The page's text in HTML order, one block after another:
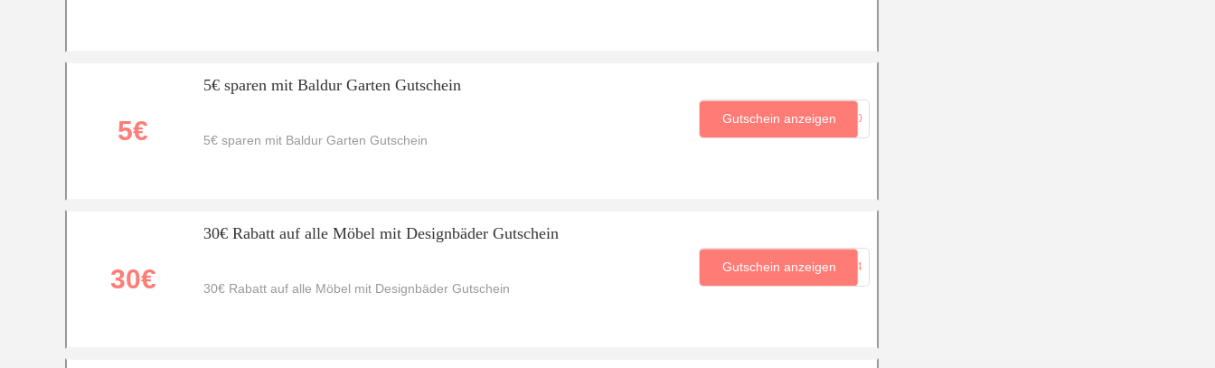
5€
5€ sparen mit Baldur Garten Gutschein
5€ sparen mit Baldur Garten Gutschein
...40
Gutschein anzeigen
30€
30€ Rabatt auf alle Möbel mit Designbäder Gutschein
30€ Rabatt auf alle Möbel mit Designbäder Gutschein
...24
Gutschein anzeigen